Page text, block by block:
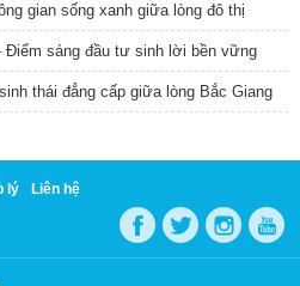
gian sống xanh giữa lòng đô thị
Điểm sáng đầu tư sinh lời bền vững
thái đẳng cấp giữa lòng Bắc Giang
lý Liên hệ